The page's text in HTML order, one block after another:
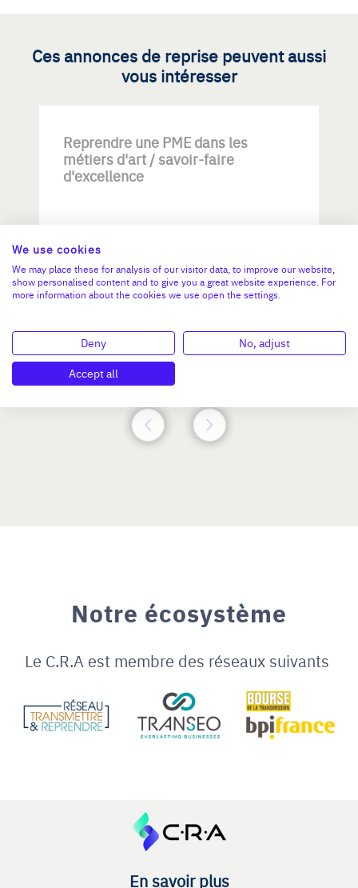
Ces annonces de reprise peuvent aussi
vous intéresser
Reprendre une PME dans les
métiers d'art / savoir-faire
d'excellence
Investissement max:
Notre écosystème
Le C.R.A est membre des réseaux suivants
En savoir plus
We use cookies
We may place these for analysis of our visitor data, to improve our website,
show personalised content and to give you a great website experience. For
more information about the cookies we use open the settings.
Deny
No, adjust
Accept all